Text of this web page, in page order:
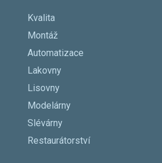
Kvalita
Montáž
Automatizace
Lakovny
Lisovny
Modelárny
Slévárny
Restaurátorství